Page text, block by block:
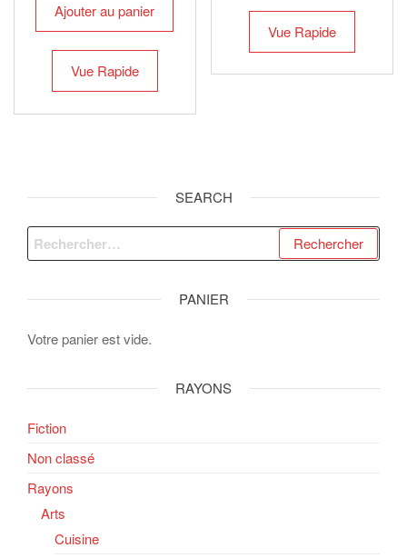
Ajouter au panier
Vue Rapide
Vue Rapide
SEARCH
Rechercher :
PANIER
Votre panier est vide.
RAYONS
Fiction
Non classé
Rayons
Arts
Cuisine